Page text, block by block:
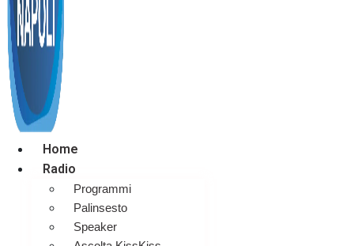
Home
Radio
Programmi
Palinsesto
Speaker